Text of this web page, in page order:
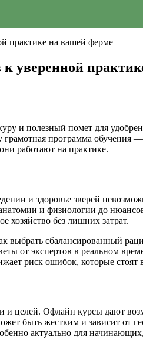
практике на вашей ферме
уверенной
и полезный помет для
программа обучения
работают на практике.
и здоровье зверей
и физиологии до
хозяйство без лишних затрат.
выбрать сбалансированный
от экспертов в реальном
риск ошибок, которые стоят
целей. Офлайн курсы дают
быть жестким и зависит от
актуально для